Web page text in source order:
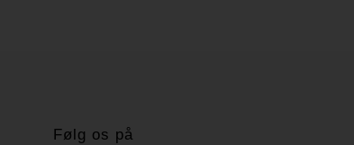
Følg os på